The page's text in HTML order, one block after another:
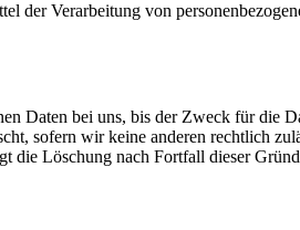
der Verarbeitung von
Daten bei uns, bis der Zweck für die
sofern wir keine anderen rechtlich
die Löschung nach Fortfall dieser